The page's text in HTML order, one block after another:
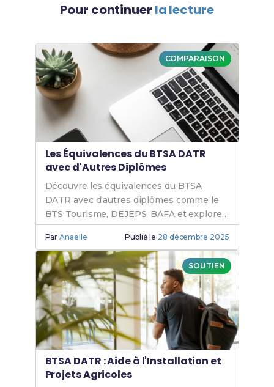
Pour continuer la lecture
COMPARAISON
Les Équivalences du BTSA DATR
avec d'Autres Diplômes
Découvre les équivalences du BTSA
DATR avec d'autres diplômes comme le
BTS Tourisme, DEJEPS, BAFA et explore
les passerelles pour tes études.
ParAnaëlle Publié le 28 décembre 2025
SOUTIEN
BTSA DATR : Aide à l'Installation et
Projets Agricoles